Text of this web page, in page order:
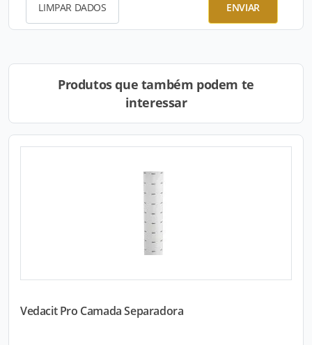
LIMPAR DADOS ENVIAR
Produtos que também podem te
interessar
Vedacit Pro Camada Separadora